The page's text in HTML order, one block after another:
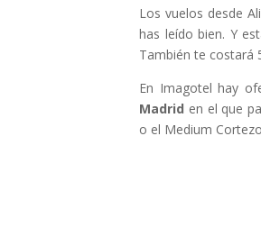
Los vuelos desde
has leído bien. Y
También te costará
En Imagotel hay
Madrid en el que
o el Medium